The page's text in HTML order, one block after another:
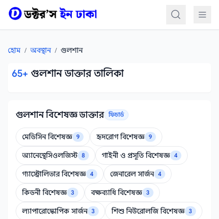
হোম / অবস্থান / গুলশান
65+ গুলশান ডাক্তার তালিকা
গুলশান বিশেষজ্ঞ ডাক্তার ফিচার্ড
মেডিসিন বিশেষজ্ঞ 9
Featured হৃদরোগ বিশেষজ্ঞ 9
Featured
অ্যানেস্থেসিওলজিস্ট 8
Featured গাইনী ও প্রসূতি বিশেষজ্ঞ 4
Featured
গ্যাস্ট্রোলিভার বিশেষজ্ঞ 4
Featured জেনারেল সার্জন 4
Featured
কিডনী বিশেষজ্ঞ 3
Featured বক্ষব্যাধি বিশেষজ্ঞ 3
Featured
ল্যাপারোস্কোপিক সার্জন 3
Featured শিশু নিউরোলজি বিশেষজ্ঞ 3
Featured